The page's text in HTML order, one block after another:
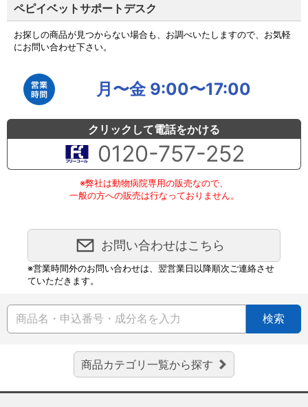
ペピイベットサポートデスク
お探しの商品が見つからない場合も、お調べいたしますので、お気軽
にお問い合わせ下さい。
月〜金 9:00〜17:00
クリックして電話をかける
0120-757-252
※弊社は動物病院専用の販売なので、
一般の方への販売は行なっておりません。
お問い合わせはこちら
※営業時間外のお問い合わせは、翌営業日以降順次ご連絡させ
ていただきます。
検索
商品カテゴリ一覧から探す